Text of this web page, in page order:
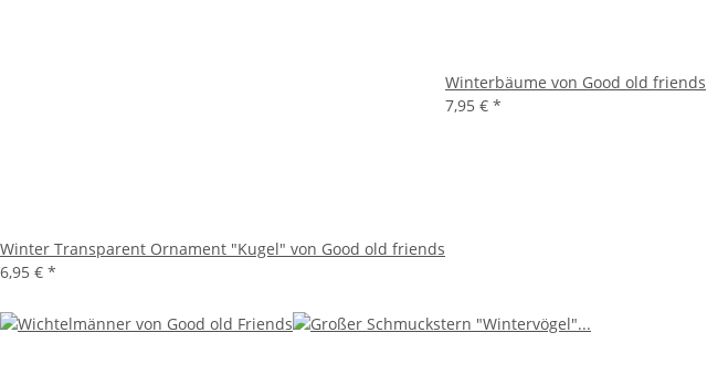
Winter Transparent Ornament "Kugel" von Good old friends
6,95 € *
Winterbäume von Good old friends
7,95 € *